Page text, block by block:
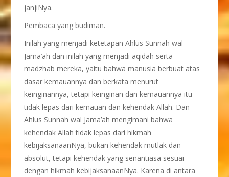
janjiNya.
Pembaca yang budiman.
Inilah yang menjadi ketetapan Ahlus Sunnah wal
Jama’ah dan inilah yang menjadi aqidah serta
madzhab mereka, yaitu bahwa manusia berbuat atas
dasar kemauannya dan berkata menurut
keinginannya, tetapi keinginan dan kemauannya itu
tidak lepas dari kemauan dan kehendak Allah. Dan
Ahlus Sunnah wal Jama’ah mengimani bahwa
kehendak Allah tidak lepas dari hikmah
kebijaksanaanNya, bukan kehendak mutlak dan
absolut, tetapi kehendak yang senantiasa sesuai
dengan hikmah kebijaksanaanNya. Karena di antara